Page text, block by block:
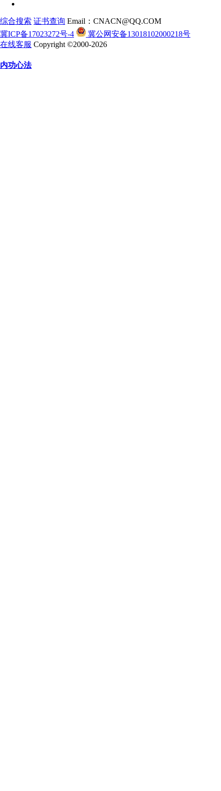
综合搜索 证书查询 Email：CNACN@QQ.COM
冀ICP备17023272号-4
冀公网安备13018102000218号
在线客服 Copyright ©2000-2026
内功心法